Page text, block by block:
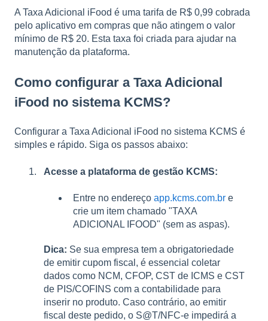
A Taxa Adicional iFood é uma tarifa de R$ 0,99 cobrada
pelo aplicativo em compras que não atingem o valor
mínimo de R$ 20. Esta taxa foi criada para ajudar na
manutenção da plataforma.
Como configurar a Taxa Adicional
iFood no sistema KCMS?
Configurar a Taxa Adicional iFood no sistema KCMS é
simples e rápido. Siga os passos abaixo:
Acesse a plataforma de gestão KCMS:
Entre no endereço app.kcms.com.br e
crie um item chamado "TAXA
ADICIONAL IFOOD" (sem as aspas).
Dica: Se sua empresa tem a obrigatoriedade
de emitir cupom fiscal, é essencial coletar
dados como NCM, CFOP, CST de ICMS e CST
de PIS/COFINS com a contabilidade para
inserir no produto. Caso contrário, ao emitir
fiscal deste pedido, o S@T/NFC-e impedirá a